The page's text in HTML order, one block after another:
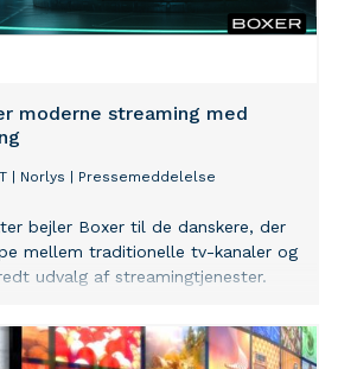
moderne streaming med
Norlys Pressemeddelelse
bejler Boxer til de danskere, der
mellem traditionelle tv-kanaler og
udvalg af streamingtjenester.